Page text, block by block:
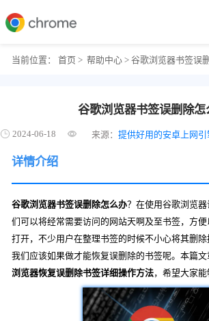
当前位置： 首页 >帮助中心 > 谷歌浏览器书签误
谷歌浏览器书签误删除怎
2024-06-18 来源： 提供好用的安卓上网
详情介绍
谷歌浏览器书签误删除怎么办？在使用谷歌浏览
们可以将经常需要访问的网站天啊及至书签，方
打开，不少用户在整理书签的时候不小心将其删
我们应该如果做才能恢复误删除的书签呢。本篇
浏览器恢复误删除书签详细操作方法，希望大家能